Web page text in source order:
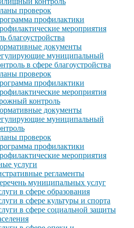
проверок
профилактики
мероприятия
благоустройства
документы
муниципальный
в сфере благоустройства
проверок
профилактики
мероприятия
контроль
документы
муниципальный
проверок
профилактики
мероприятия
услуги
регламенты
муниципальных услуг
в сфере образования
в сфере культуры и спорта
в сфере социальной защиты